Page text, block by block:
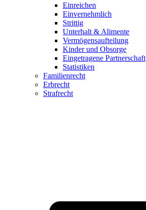
Einreichen
Einvernehmlich
Strittig
Unterhalt & Alimente
Vermögensaufteilung
Kinder und Obsorge
Eingetragene Partnerschaft
Statistiken
Familienrecht
Erbrecht
Strafrecht